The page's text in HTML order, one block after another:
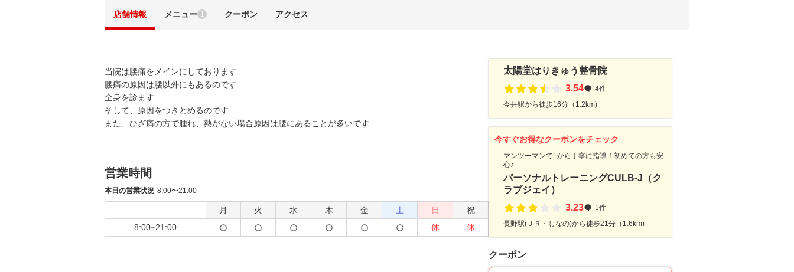
店舗情報 メニュー 1 クーポン アクセス
当院は腰痛をメインにしております
腰痛の原因は腰以外にもあるのです
全身を診ます
そして、原因をつきとめるのです
また、ひざ痛の方で腫れ、熱がない場合原因は腰にあることが多いです
営業時間
本日の営業状況 8:00〜21:00
月 火 水 木 金 土 日
祝
8:00~21:00
休 休
太陽堂はりきゅう整骨院
3.54
4件
今井駅から徒歩16分（1.2km)
今すぐお得なクーポンをチェック
マンツーマンで1から丁寧に指導！初めての方も安
心♪
パーソナルトレーニングCULB-J（ク
ラブジェイ）
3.23
1件
長野駅(ＪＲ・しなの)から徒歩21分（1.6km)
クーポン